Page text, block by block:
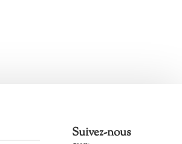
Suivez-nous